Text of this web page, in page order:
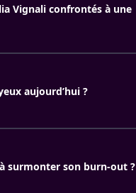
Vignali confrontés à une
aujourd’hui ?
surmonter son burn-out ?